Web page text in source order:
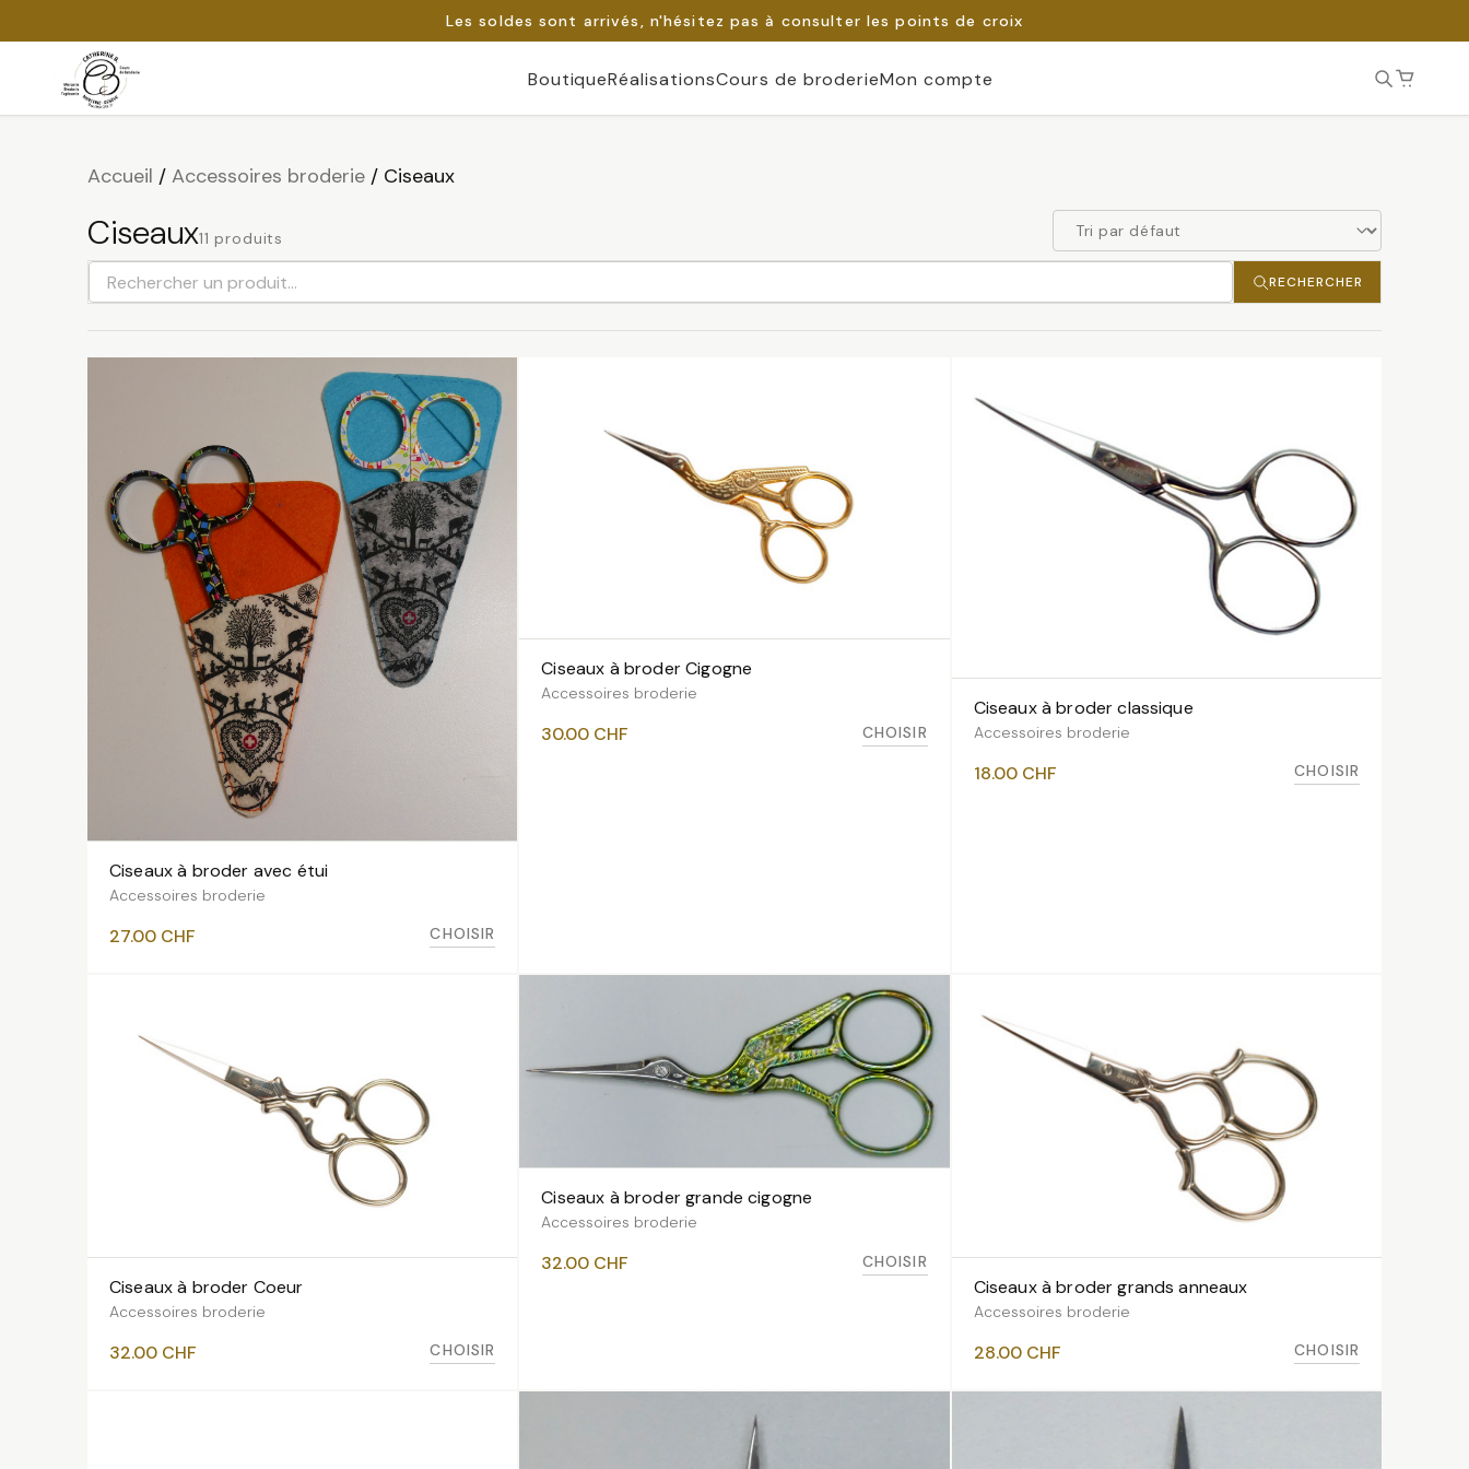
Les soldes sont arrivés, n'hésitez pas à consulter les points de croix
Passer
BoutiqueRéalisationsCours de broderieMon compte
Accueil / Accessoires broderie / Ciseaux
Ciseaux11 produits
Rechercher
un
produit
RECHERCHER
VOIR LES VARIANTES
Ciseaux à broder avec étui
Accessoires broderie
27.00 CHF CHOISIR
VOIR LES VARIANTES
Ciseaux à broder Cigogne
Accessoires broderie
30.00 CHF CHOISIR
VOIR LES VARIANTES
Ciseaux à broder classique
Accessoires broderie
18.00 CHF CHOISIR
VOIR LES VARIANTES
Ciseaux à broder Coeur
Accessoires broderie
32.00 CHF CHOISIR
VOIR LES VARIANTES
Ciseaux à broder grande cigogne
Accessoires broderie
32.00 CHF
CHOISIR
VOIR LES VARIANTES
Ciseaux à broder grands anneaux
Accessoires broderie
28.00 CHF CHOISIR